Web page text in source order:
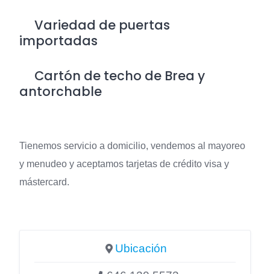
Variedad de puertas
importadas
Cartón de techo de Brea y
antorchable
Tienemos servicio a domicilio, vendemos al mayoreo
y menudeo y aceptamos tarjetas de crédito visa y
mástercard.
Ubicación